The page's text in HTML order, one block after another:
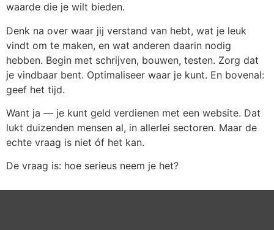
waarde die je wilt bieden.
Denk na over waar jij verstand van hebt, wat je leuk
vindt om te maken, en wat anderen daarin nodig
hebben. Begin met schrijven, bouwen, testen. Zorg dat
je vindbaar bent. Optimaliseer waar je kunt. En bovenal:
geef het tijd.
Want ja — je kunt geld verdienen met een website. Dat
lukt duizenden mensen al, in allerlei sectoren. Maar de
echte vraag is niet óf het kan.
De vraag is: hoe serieus neem je het?